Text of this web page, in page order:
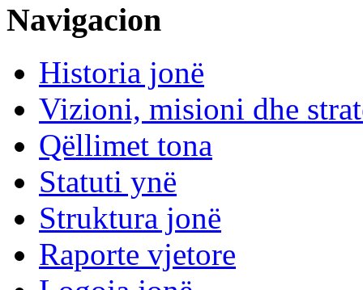
Navigacion
Historia jonë
Vizioni, misioni dhe
Qëllimet tona
Statuti ynë
Struktura jonë
Raporte vjetore